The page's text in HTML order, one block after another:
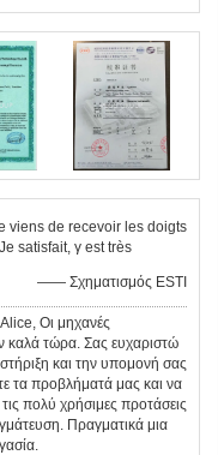
viens de recevoir les doigts
satisfait, γ est très
—— Σχηματισμός ESTI
Οι μηχανές
καλά τώρα. Σας ευχαριστώ
και την υπομονή σας
τα προβλήματά μας και να
πολύ χρήσιμες προτάσεις
Πραγματικά μια